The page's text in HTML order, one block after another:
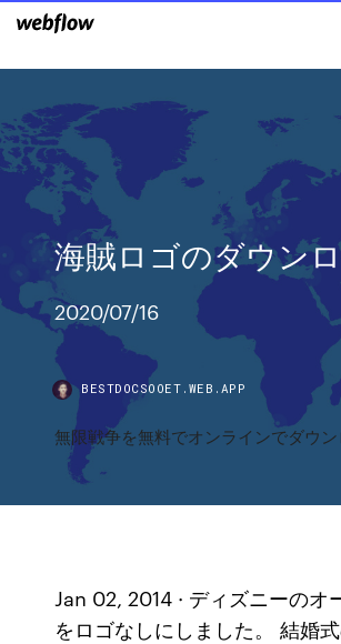
海賊ロゴのダウン
2020/07/16
BESTDOCSOOET.WEB.APP
無限戦争を無料でオンラインでダウン
Jan 02, 2014 · ディズニーのオ
をロゴなしにしました。 結婚式